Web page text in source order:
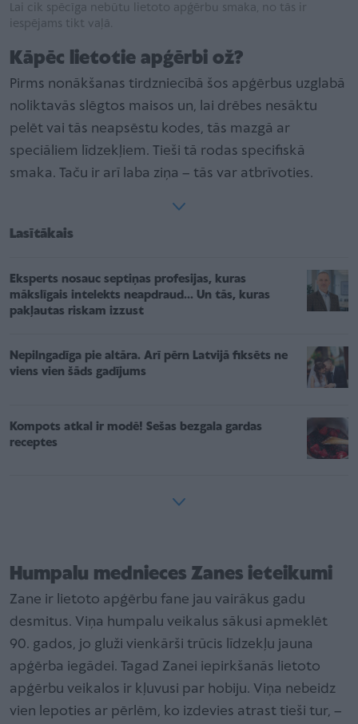
Lai cik spēcīga nebūtu lietoto apģērbu smaka, no tās ir
iespējams tikt vaļā.
Kāpēc lietotie apģērbi ož?
Pirms nonākšanas tirdzniecībā šos apģērbus uzglabā
noliktavās slēgtos maisos un, lai drēbes nesāktu
pelēt vai tās neapsēstu kodes, tās mazgā ar
speciāliem līdzekļiem. Tieši tā rodas specifiskā
smaka. Taču ir arī laba ziņa – tās var atbrīvoties.
Lasītākais
Eksperts nosauc septiņas profesijas, kuras
mākslīgais intelekts neapdraud... Un tās, kuras
pakļautas riskam izzust
Nepilngadīga pie altāra. Arī pērn Latvijā fiksēts ne
viens vien šāds gadījums
Kompots atkal ir modē! Sešas bezgala gardas
receptes
Humpalu mednieces Zanes ieteikumi
Zane ir lietoto apģērbu fane jau vairākus gadu
desmitus. Viņa humpalu veikalus sākusi apmeklēt
90. gados, jo gluži vienkārši trūcis līdzekļu jauna
apģērba iegādei. Tagad Zanei iepirkšanās lietoto
apģērbu veikalos ir kļuvusi par hobiju. Viņa nebeidz
vien lepoties ar pērlēm, ko izdevies atrast tieši tur, –